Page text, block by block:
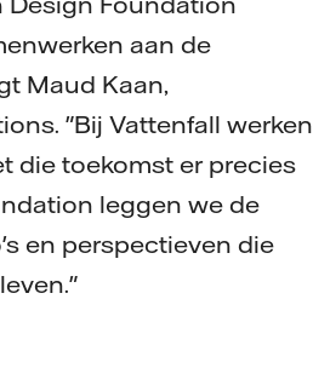
aan de
Maud Kaan,
"Bij Vattenfall werken
die toekomst er precies
leggen we de
en perspectieven die